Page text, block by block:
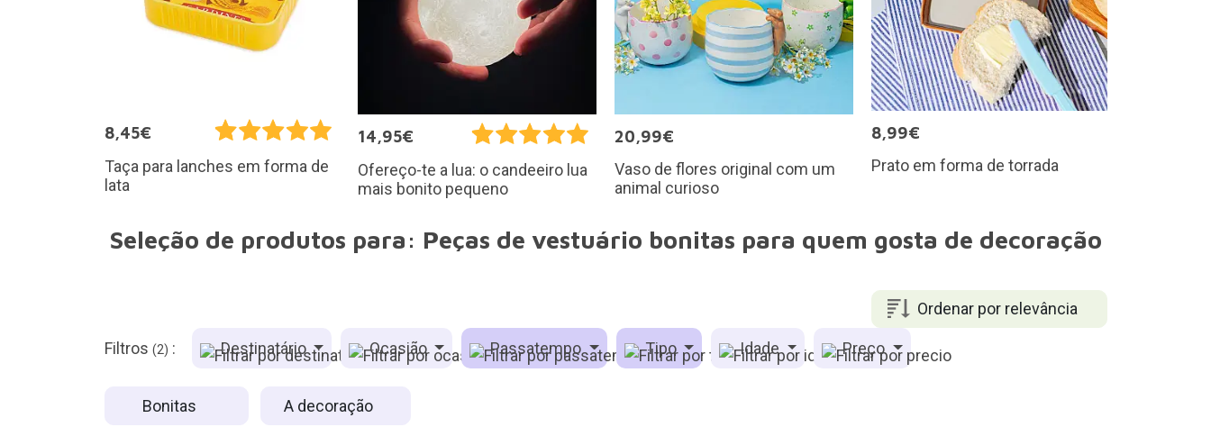
8,45€
Taça para lanches em forma de
lata
14,95€
Ofereço-te a lua: o candeeiro lua
mais bonito pequeno
20,99€
Vaso de flores original com um
animal curioso
8,99€
Prato em forma de torrada
Seleção de produtos para: Peças de vestuário bonitas para quem gosta de decoração
Ordenar por relevância
Filtros (2) : Destinatário Ocasião Passatempo Tipo Idade Preço
Bonitas A decoração